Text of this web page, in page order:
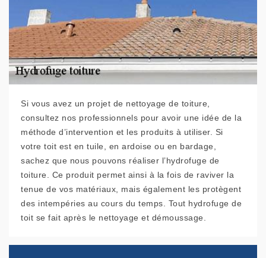
Si vous avez un projet de nettoyage de toiture,
consultez nos professionnels pour avoir une idée de la
méthode d’intervention et les produits à utiliser. Si
votre toit est en tuile, en ardoise ou en bardage,
sachez que nous pouvons réaliser l’hydrofuge de
toiture. Ce produit permet ainsi à la fois de raviver la
tenue de vos matériaux, mais également les protègent
des intempéries au cours du temps. Tout hydrofuge de
toit se fait après le nettoyage et démoussage.